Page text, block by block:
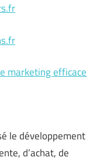
marketing efficace
le développement
d’achat, de